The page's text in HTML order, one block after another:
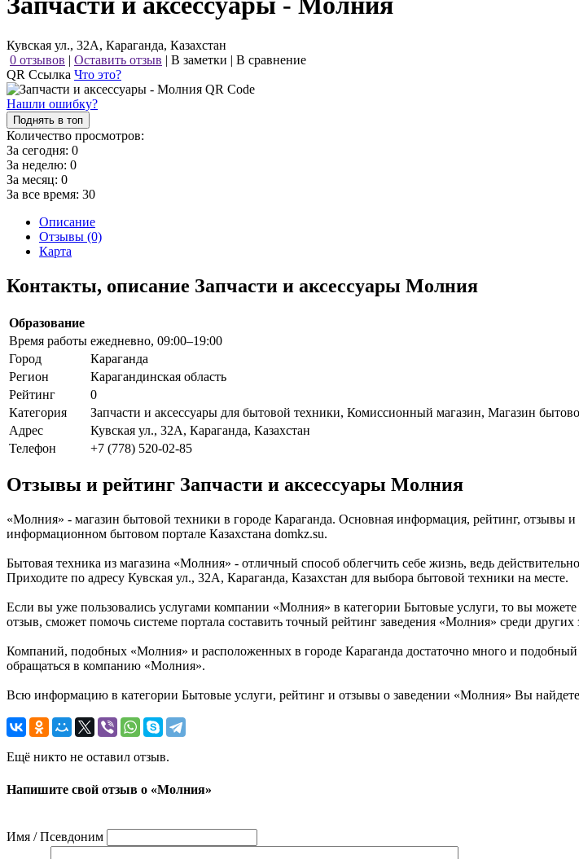
Кувская ул., 32А, Караганда, Казахстан
0 отзывов | Оставить отзыв | В заметки | В сравнение
QR Ссылка Что это?
Нашли ошибку?
Поднять в топ
Количество просмотров:
За сегодня: 0
За неделю: 0
За месяц: 0
За все время: 30
Описание
Отзывы (0)
Карта
Контакты, описание Запчасти и аксессуары Молния
Образование
Время работы ежедневно, 09:00–19:00
Город
Караганда
Регион
Карагандинская область
Рейтинг
0
Категория
Запчасти и аксессуары для бытовой техники, Комиссионный магазин, Магазин
Адрес
Кувская ул., 32А, Караганда, Казахстан
Телефон
+7 (778) 520-02-85
Отзывы и рейтинг Запчасти и аксессуары Молния
«Молния» - магазин бытовой техники в городе Караганда. Основная информация, рейтинг,
информационном бытовом портале Казахстана domkz.su.
Бытовая техника из магазина «Молния» - отличный способ облегчить себе жизнь, ведь
Приходите по адресу Кувская ул., 32А, Караганда, Казахстан для выбора бытовой техники на месте.
Если вы уже пользовались услугами компании «Молния» в категории Бытовые услуги, то вы
отзыв, сможет помочь системе портала составить точный рейтинг заведения «Молния» среди
Компаний, подобных «Молния» и расположенных в городе Караганда достаточно много и
обращаться в компанию «Молния».
Всю информацию в категории Бытовые услуги, рейтинг и отзывы о заведении «Молния» Вы
Ещё никто не оставил отзыв.
Напишите свой отзыв о «Молния»
Имя / Псевдоним